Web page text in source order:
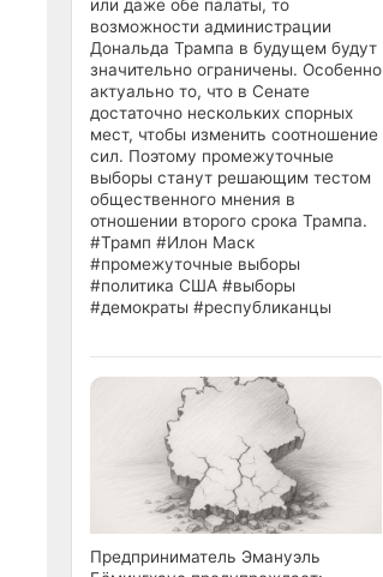
или даже обе палаты, то
возможности администрации
Дональда Трампа в будущем будут
значительно ограничены. Особенно
актуально то, что в Сенате
достаточно нескольких спорных
мест, чтобы изменить соотношение
сил. Поэтому промежуточные
выборы станут решающим тестом
общественного мнения в
отношении второго срока Трампа.
#Трамп #Илон Маск
#промежуточные выборы
#политика США #выборы
#демократы #республиканцы
Предприниматель Эмануэль